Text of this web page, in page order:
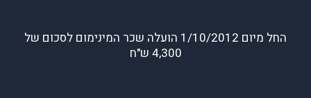
החל מיום 1/10/2012 הועלה שכר המינימום לסכום של
4,300 ש"ח